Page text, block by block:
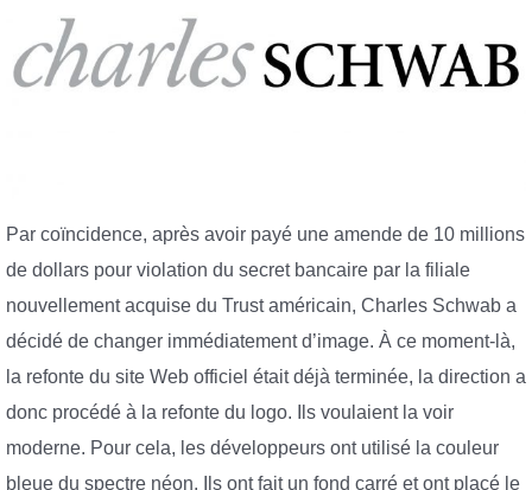
Par coïncidence, après avoir payé une amende de 10 millions
de dollars pour violation du secret bancaire par la filiale
nouvellement acquise du Trust américain, Charles Schwab a
décidé de changer immédiatement d’image. À ce moment-là,
la refonte du site Web officiel était déjà terminée, la direction a
donc procédé à la refonte du logo. Ils voulaient la voir
moderne. Pour cela, les développeurs ont utilisé la couleur
bleue du spectre néon. Ils ont fait un fond carré et ont placé le